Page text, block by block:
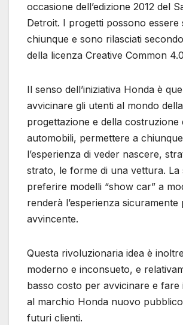
occasione dell’edizione 2012 del
Detroit. I progetti possono essere
chiunque e sono rilasciati
della licenza Creative Common
Il senso dell’iniziativa Honda è
avvicinare gli utenti al mondo della
progettazione e della costruzione
automobili, permettere a
l’esperienza di veder nascere,
strato, le forme di una vettura. La
preferire modelli “show car” a
renderà l’esperienza sicuramente
avvincente.
Questa rivoluzionaria idea è
moderno e inconsueto, e
basso costo per avvicinare e fare
al marchio Honda nuovo
futuri clienti.